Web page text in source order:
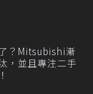
？Mitsubishi漸
，並且專注二手